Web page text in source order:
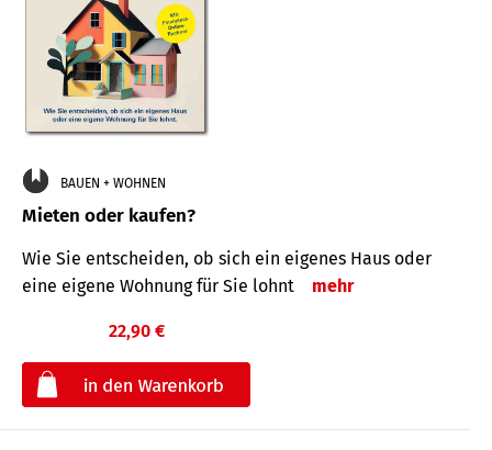
BAUEN + WOHNEN
Mieten oder kaufen?
Wie Sie entscheiden, ob sich ein eigenes Haus oder
eine eigene Wohnung für Sie lohnt
mehr
22,90 €